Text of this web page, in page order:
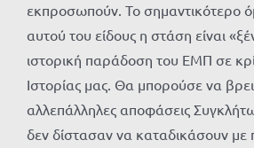
εκπροσωπούν. Το σημαντικότερο
αυτού του είδους η στάση είναι
ιστορική παράδοση του ΕΜΠ σε
Ιστορίας μας. Θα μπορούσε να
αλλεπάλληλες αποφάσεις
δεν δίστασαν να καταδικάσουν